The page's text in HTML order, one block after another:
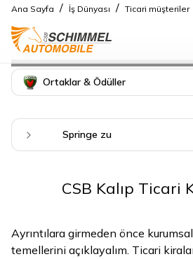
Ana Sayfa / İş Dünyası / Ticari müşteriler
Berlin'de
kiralama ve
Ortaklar & Ödüller
Springe zu
CSB Kalıp Ticari
Ayrıntılara girmeden önce
temellerini açıklayalım. Ticari